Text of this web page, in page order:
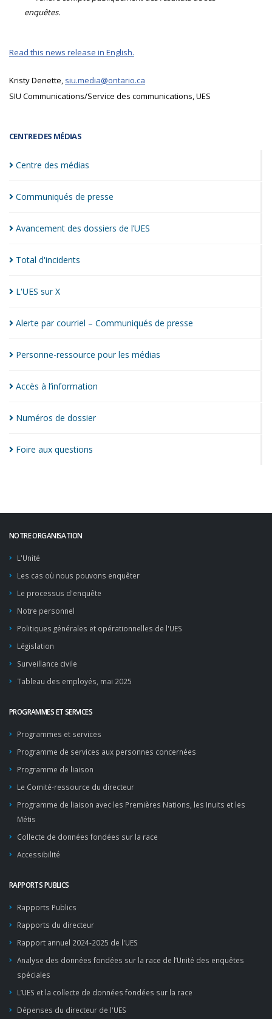
CENTRE DES MÉDIAS
Centre des médias
Communiqués de presse
Avancement des dossiers de l’UES
Total d'incidents
L'UES surX
Alerte par courriel – Communiqués de presse
Personne-ressource pour les médias
Accès à l’information
Numéros de dossier
Foire aux questions
enquêtes.
Read this news release in English.
Kristy Denette, siu.media@ontario.ca
SIU Communications/Service des communications, UES
NOTRE ORGANISATION
L'Unité
Les cas où nous pouvons enquêter
Le processus d'enquête
Notre personnel
Politiques générales et opérationnelles de l'UES
Législation
Surveillance civile
Tableau des employés, mai 2025
PROGRAMMES ET SERVICES
Programmes et services
Programme de services aux personnes concernées
Programme de liaison
Le Comité-ressource du directeur
Programme de liaison avec les Premières Nations, les Inuits et les
Métis
Collecte de données fondées sur la race
Accessibilité
RAPPORTS PUBLICS
Rapports Publics
Rapports du directeur
Rapport annuel 2024-2025 de l'UES
Analyse des données fondées sur la race de l’Unité des enquêtes
spéciales
L’UES et la collecte de données fondées sur la race
Dépenses du directeur de l'UES